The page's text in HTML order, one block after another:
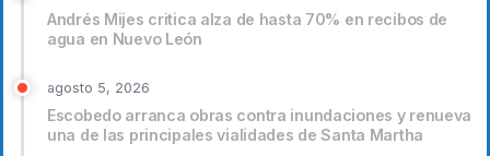
Andrés Mijes critica alza de hasta 70% en recibos de
agua en Nuevo León
agosto 5, 2026
Escobedo arranca obras contra inundaciones y renueva
una de las principales vialidades de Santa Martha